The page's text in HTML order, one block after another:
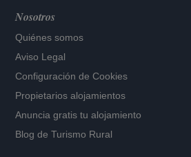
Nosotros
Quiénes somos
Aviso Legal
Configuración de Cookies
Propietarios alojamientos
Anuncia gratis tu alojamiento
Blog de Turismo Rural